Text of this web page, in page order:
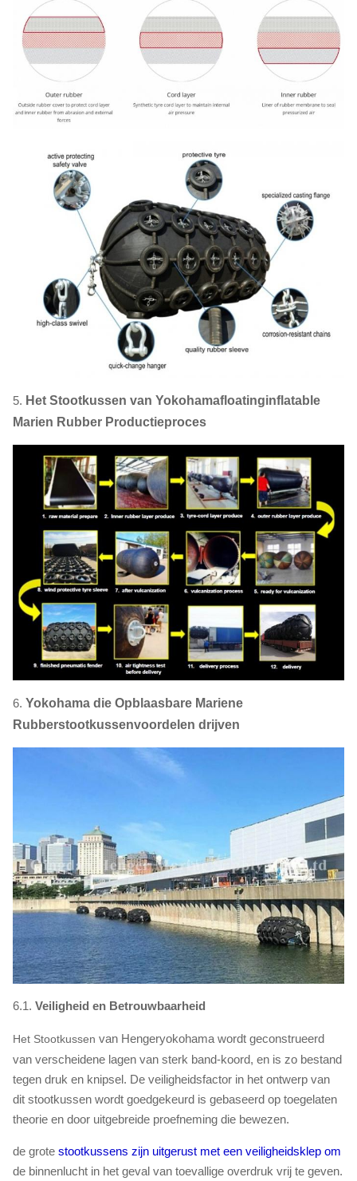
5. Het Stootkussen van Yokohamafloatinginflatable
Marien Rubber Productieproces
6. Yokohama die Opblaasbare Mariene
Rubberstootkussenvoordelen drijven
6.1. Veiligheid en Betrouwbaarheid
Het Stootkussen van Hengeryokohama wordt geconstrueerd
van verscheidene lagen van sterk band-koord, en is zo bestand
tegen druk en knipsel. De veiligheidsfactor in het ontwerp van
dit stootkussen wordt goedgekeurd is gebaseerd op toegelaten
theorie en door uitgebreide proefneming die bewezen.
de grote stootkussens zijn uitgerust met een veiligheidsklep om
de binnenlucht in het geval van toevallige overdruk vrij te geven.